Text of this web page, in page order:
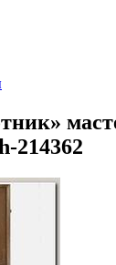
214362